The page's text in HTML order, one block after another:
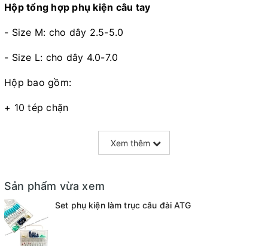
Hộp tổng hợp phụ kiện câu tay
- Size M: cho dây 2.5-5.0
- Size L: cho dây 4.0-7.0
Hộp bao gồm:
+ 10 tép chặn
+ 10 chân cắm phao cao su
Xem thêm
Sản phẩm vừa xem
Set phụ kiện làm trục câu đài ATG